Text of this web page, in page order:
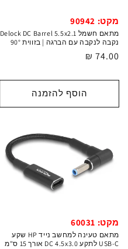
מקט: 90942
מתאם חשמל Delock DC Barrel 5.5x2.1
נקבה לנקבה עם הברגה | בזווית 90°
מחיר
74.00 ₪
הוסף להזמנה
מקט: 60031
מתאם טעינה למחשב נייד HP שקע
USB-C לתקע DC 4.5x3.0 אורך 15 ס"מ